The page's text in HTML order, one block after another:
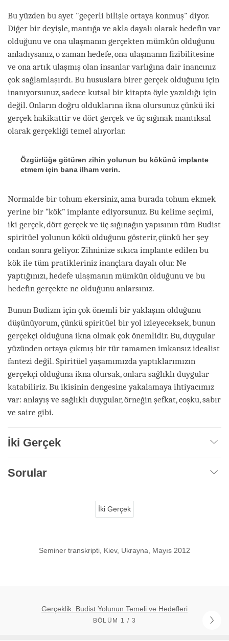
Bu yüzden bu ayet "geçerli bilişle ortaya konmuş" diyor.
Diğer bir deyişle, mantığa ve akla dayalı olarak hedefin var
olduğunu ve ona ulaşmanın gerçekten mümkün olduğunu
anladıysanız, o zaman hedefe, ona ulaşmanın fizibilitesine
ve ona artık ulaşmış olan insanlar varlığına dair inancınız
çok sağlamlaşırdı. Bu hususlara birer gerçek olduğunu için
inanıyorsunuz, sadece kutsal bir kitapta öyle yazıldığı için
değil. Onların doğru olduklarına ikna olursunuz çünkü iki
gerçek hakikattir ve dört gerçek ve üç sığınak mantıksal
olarak gerçekliği temel alıyorlar.
Özgürlüğe götüren zihin yolunun bu kökünü implante
etmem için bana ilham verin.
Normalde bir tohum ekersiniz, ama burada tohum ekmek
yerine bir “kök” implante ediyorsunuz. Bu kelime seçimi,
iki gerçek, dört gerçek ve üç sığınağın yapısının tüm Budist
spiritüel yolunun kökü olduğunu gösterir, çünkü her şey
ondan sonra geliyor. Zihninize sıkıca implante edilen bu
kök ile tüm pratikleriniz inançlara dayalı olur. Ne
yaptığınızı, hedefe ulaşmanın mümkün olduğunu ve bu
hedefin gerçekte ne olduğunu anlarsınız.
Bunun Budizm için çok önemli bir yaklaşım olduğunu
düşünüyorum, çünkü spiritüel bir yol izleyeceksek, bunun
gerçekçi olduğuna ikna olmak çok önemlidir. Bu, duygular
yüzünden ortaya çıkmış bir tür tamamen imkansız idealist
fantezi değil. Spiritüel yaşamımızda yaptıklarımızın
gerçekçi olduğuna ikna olursak, onlara sağlıklı duygular
katabiliriz. Bu ikisinin dengesine yakalamaya ihtiyacımız
var: anlayış ve sağlıklı duygular, örneğin şefkat, coşku, sabır
ve saire gibi.
İki Gerçek
Sorular
İki Gerçek
Seminer transkripti, Kiev, Ukrayna, Mayıs 2012
Gerçeklik: Budist Yolunun Temeli ve Hedefleri
BÖLÜM 1 / 3